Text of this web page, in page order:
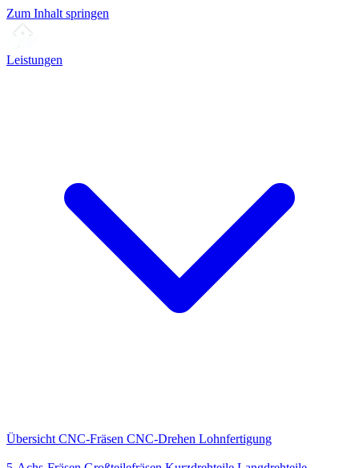
Zum Inhalt springen
Leistungen
Übersicht CNC-Fräsen CNC-Drehen Lohnfertigung